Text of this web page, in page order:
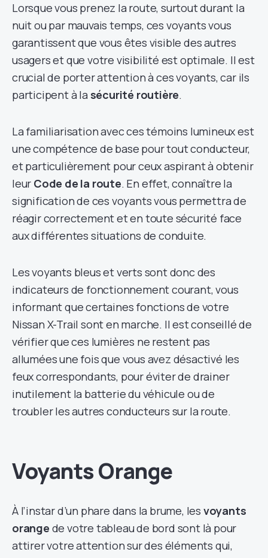
Lorsque vous prenez la route, surtout durant la
nuit ou par mauvais temps, ces voyants vous
garantissent que vous êtes visible des autres
usagers et que votre visibilité est optimale. Il est
crucial de porter attention à ces voyants, car ils
participent à la sécurité routière.
La familiarisation avec ces témoins lumineux est
une compétence de base pour tout conducteur,
et particulièrement pour ceux aspirant à obtenir
leur Code de la route. En effet, connaître la
signification de ces voyants vous permettra de
réagir correctement et en toute sécurité face
aux différentes situations de conduite.
Les voyants bleus et verts sont donc des
indicateurs de fonctionnement courant, vous
informant que certaines fonctions de votre
Nissan X-Trail sont en marche. Il est conseillé de
vérifier que ces lumières ne restent pas
allumées une fois que vous avez désactivé les
feux correspondants, pour éviter de drainer
inutilement la batterie du véhicule ou de
troubler les autres conducteurs sur la route.
Voyants Orange
À l’instar d’un phare dans la brume, les voyants
orange de votre tableau de bord sont là pour
attirer votre attention sur des éléments qui,